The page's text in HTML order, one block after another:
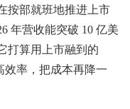
按部就班地推进上市
年营收能突破 10 亿美
打算用上市融到的
效率，把成本再降一